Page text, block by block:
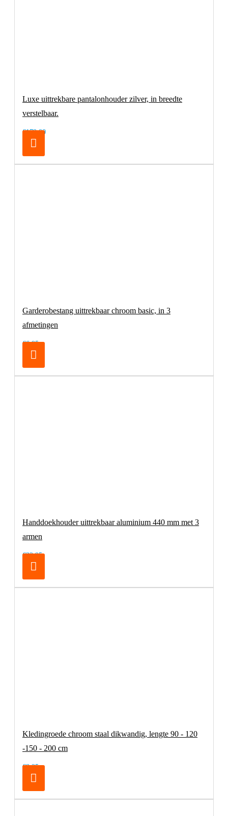
Luxe uittrekbare pantalonhouder zilver, in breedte
verstelbaar.
€179,00
Garderobestang uittrekbaar chroom basic, in 3
afmetingen
€6,95
Handdoekhouder uittrekbaar aluminium 440 mm met 3
armen
€32,95
Kledingroede chroom staal dikwandig, lengte 90 - 120
-150 - 200 cm
€8,25